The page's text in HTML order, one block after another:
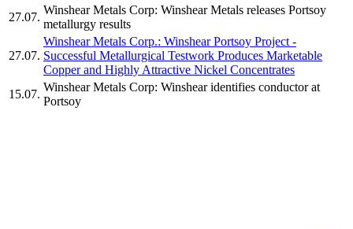
27.07.
Winshear Metals Corp: Winshear Metals releases Portsoy
metallurgy results
27.07.
Winshear Metals Corp.: Winshear Portsoy Project -
Successful Metallurgical Testwork Produces Marketable
Copper and Highly Attractive Nickel Concentrates
15.07.
Winshear Metals Corp: Winshear identifies conductor at
Portsoy